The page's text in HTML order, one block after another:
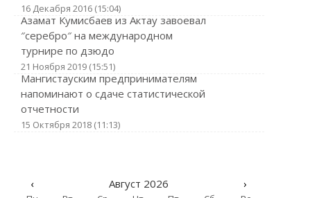
16 Декабря 2016 (15:04)
Азамат Кумисбаев из Актау завоевал
″серебро″ на международном
турнире по дзюдо
21 Ноября 2019 (15:51)
Мангистауским предпринимателям
напоминают о сдаче статистической
отчетности
15 Октября 2018 (11:13)
‹ Август 2026 ›